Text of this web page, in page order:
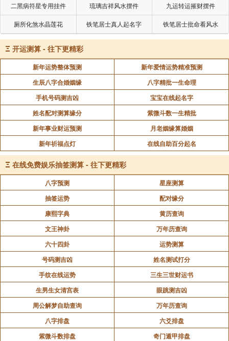
二黑病符星专用挂件 琉璃吉祥风水摆件 九运转运摧财摆件
厕所化煞水晶莲花 铁笔居士真人起名字 铁笔居士批命看风水
Ξ 开运测算 - 往下更精彩
新年运势整体预测
新年爱情运势精准预测
生辰八字合婚姻缘
八字精批一生命理
手机号码测吉凶
宝宝在线起名字
姓名配对测算缘分
紫微斗数一生精批
新年事业财运预测
月老姻缘算婚姻
新年祈福点灯
在线自助百分起名
Ξ 在线免费娱乐抽签测算 - 往下更精彩
八字预测
星座测算
抽签运势
配对缘分
康熙字典
黄历查询
文王神卦
万年历查询
六十四卦
运势测算
号码测吉凶
姓名测试打分
手纹在线运势
三生三世财运书
生男生女清宫表
眼跳测吉凶
周公解梦自助查询
万年历查询
八字排盘
六爻排盘
紫微斗数排盘
奇门遁甲排盘